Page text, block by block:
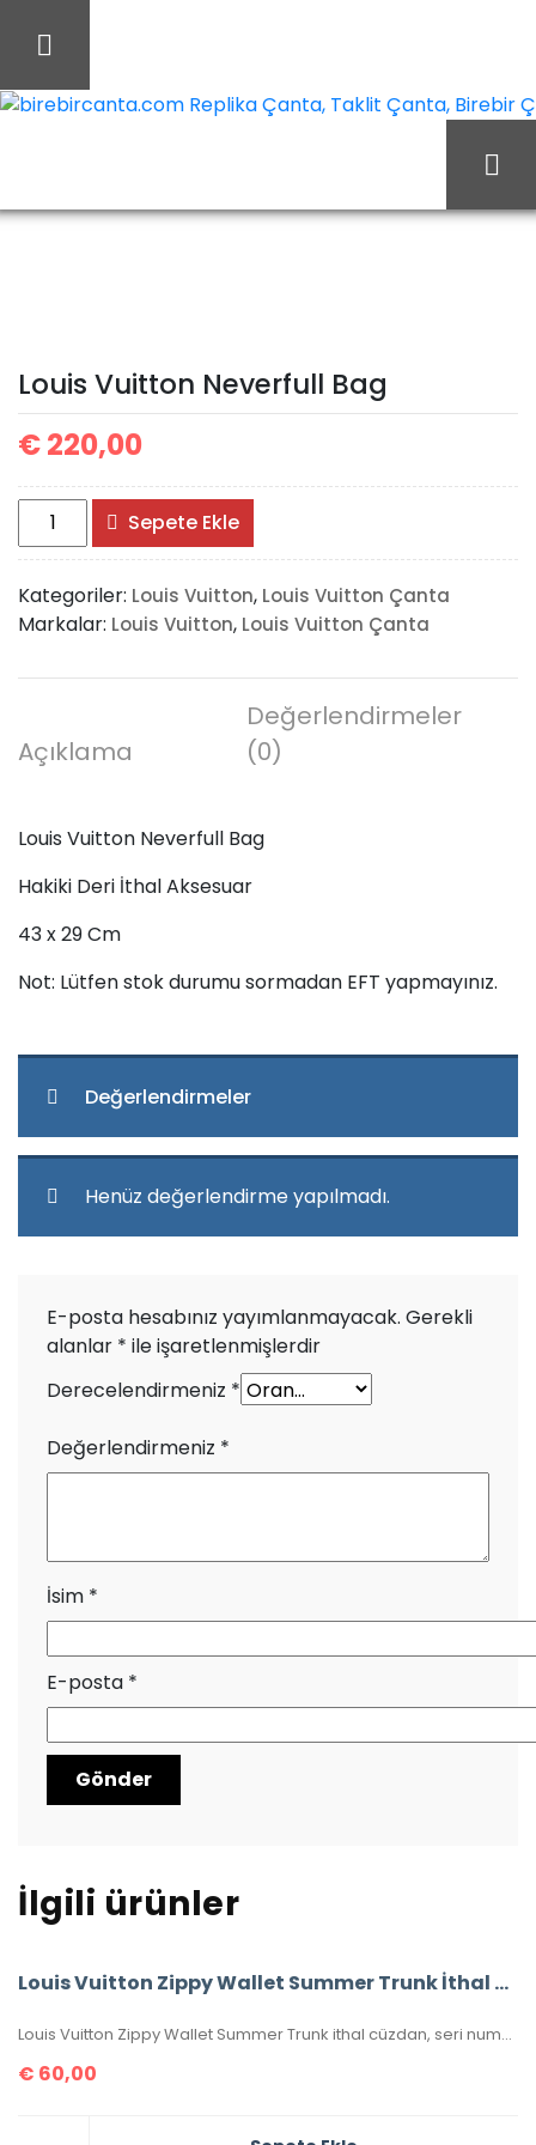
Bag
Louis Vuitton Neverfull Bag
€220,00
Louis
Vuitton
Neverfull
Bag
adet
Sepete Ekle
Kategoriler: Louis Vuitton, Louis Vuitton Çanta
Markalar: Louis Vuitton, Louis Vuitton Çanta
Açıklama
Değerlendirmeler
(0)
Louis Vuitton Neverfull Bag
Hakiki Deri İthal Aksesuar
43 x 29 Cm
Not: Lütfen stok durumu sormadan EFT yapmayınız.
Değerlendirmeler
Henüz değerlendirme yapılmadı.
E-posta hesabınız yayımlanmayacak. Gerekli
alanlar * ile işaretlenmişlerdir
Derecelendirmeniz *
Değerlendirmeniz *
İsim *
E-posta *
İlgili ürünler
Louis Vuitton Zippy Wallet Summer Trunk İthal Cüzdan
Louis Vuitton Zippy Wallet Summer Trunk ithal cüzdan, seri numaralı, kutulu, toz torbalı, sertifikalı, ebatı 20x11cm.
€ 60,00